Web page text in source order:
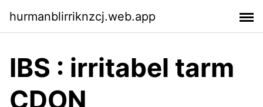
hurmanblirriknzcj.web.app
IBS : irritabel tarm
CDON